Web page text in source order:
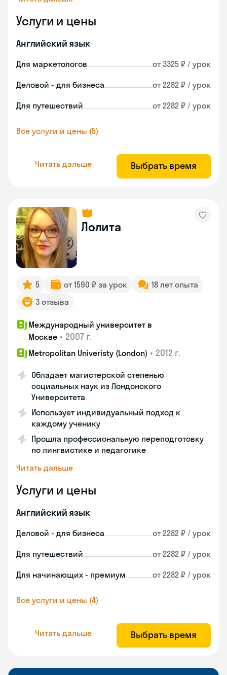
Услуги и цены
Английский язык
Для маркетологов от 3325 ₽ / урок
Деловой - для бизнеса от 2282 ₽ / урок
Для путешествий от 2282 ₽ / урок
Все услуги и цены (5)
Читать дальше Выбрать время
Лолита
5 от 1590 ₽ за урок
18 лет опыта
3 отзыва
Международный университет в
Москве • 2007 г.
Metropolitan Univeristy (London) • 2012 г.
Обладает магистерской степенью
социальных наук из Лондонского
Университета
Использует индивидуальный подход к
каждому ученику
Прошла профессиональную переподготовку
по лингвистике и педагогике
Читать дальше
Услуги и цены
Английский язык
Деловой - для бизнеса от 2282 ₽ / урок
Для путешествий от 2282 ₽ / урок
Для начинающих - премиум от 2282 ₽ / урок
Все услуги и цены (4)
Читать дальше Выбрать время